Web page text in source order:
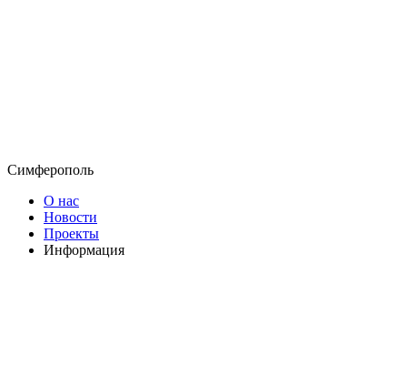
Симферополь
О нас
Новости
Проекты
Информация